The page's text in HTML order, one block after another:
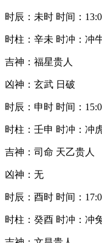
时辰：未时 时间：
时柱：辛未 时冲：冲
吉神：福星贵人
凶神：玄武 日破
时辰：申时 时间：
时柱：壬申 时冲：冲
吉神：司命 天乙贵人
凶神：无
时辰：酉时 时间：
时柱：癸酉 时冲：冲